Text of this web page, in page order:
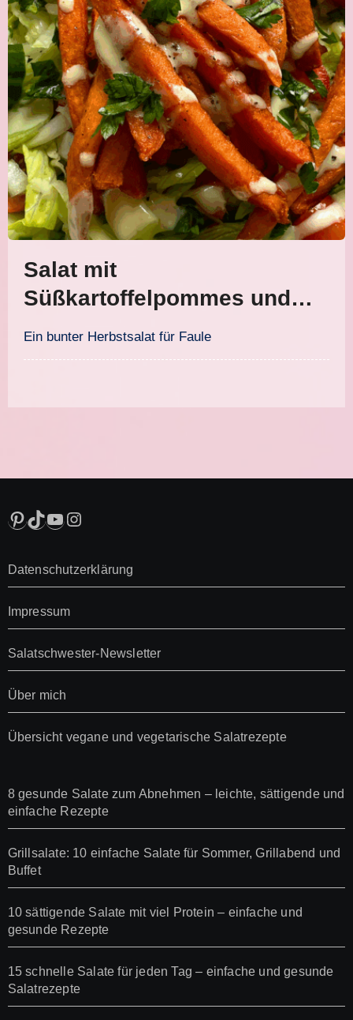
Salat mit
Süßkartoffelpommes und
süßem Senfdressing
Ein bunter Herbstsalat für Faule
Pinterest
TikTok
YouTube
Instagram
Datenschutzerklärung
Impressum
Salatschwester-Newsletter
Über mich
Übersicht vegane und vegetarische Salatrezepte
8 gesunde Salate zum Abnehmen – leichte, sättigende und
einfache Rezepte
Grillsalate: 10 einfache Salate für Sommer, Grillabend und
Buffet
10 sättigende Salate mit viel Protein – einfache und
gesunde Rezepte
15 schnelle Salate für jeden Tag – einfache und gesunde
Salatrezepte